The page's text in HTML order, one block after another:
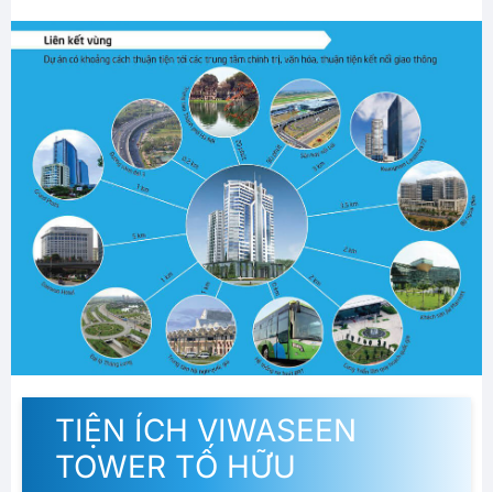
TIỆN ÍCH VIWASEEN
TOWER TỐ HỮU